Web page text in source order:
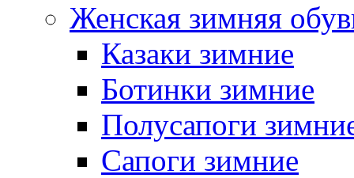
Женская зимняя
Казаки зимние
Ботинки зимние
Полусапоги
Сапоги зимние